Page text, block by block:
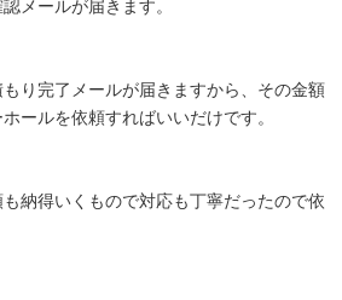
メールが届きます。
り完了メールが届きますから、その金額
ールを依頼すればいいだけです。
納得いくもので対応も丁寧だったので依